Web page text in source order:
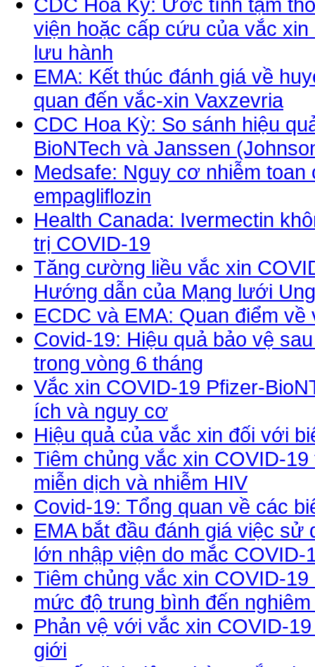
viện hoặc cấp cứu của vắc
lưu hành
EMA: Kết thúc đánh giá về
quan đến vắc-xin Vaxzevria
CDC Hoa Kỳ: So sánh hiệu
BioNTech và Janssen
Medsafe: Nguy cơ nhiễm
empagliflozin
Health Canada: Ivermectin
trị COVID-19
Tăng cường liều vắc xin
Hướng dẫn của Mạng lưới
ECDC và EMA: Quan điểm
Covid-19: Hiệu quả bảo vệ
trong vòng 6 tháng
Vắc xin COVID-19 Pfizer-
ích và nguy cơ
Hiệu quả của vắc xin đối với
Tiêm chủng vắc xin COVID-
miễn dịch và nhiễm HIV
Covid-19: Tổng quan về các
EMA bắt đầu đánh giá việc
lớn nhập viện do mắc COVID-
Tiêm chủng vắc xin COVID-
mức độ trung bình đến
Phản vệ với vắc xin COVID-
giới